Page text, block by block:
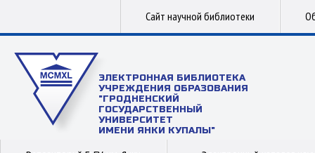
Сайт научной библиотеки
ЭЛЕКТРОННАЯ БИБЛИОТЕКА
УЧРЕЖДЕНИЯ ОБРАЗОВАНИЯ
"ГРОДНЕНСКИЙ
ГОСУДАРСТВЕННЫЙ
УНИВЕРСИТЕТ
ИМЕНИ ЯНКИ КУПАЛЫ"